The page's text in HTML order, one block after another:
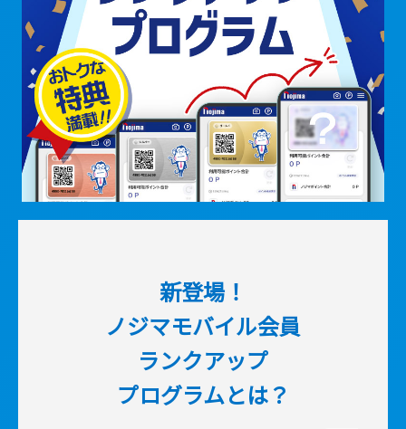
新登場！
ノジマモバイル会員
ランクアップ
プログラムとは？